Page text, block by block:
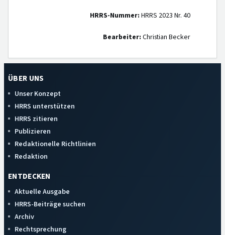
HRRS-Nummer: HRRS 2023 Nr. 40
Bearbeiter: Christian Becker
ÜBER UNS
Unser Konzept
HRRS unterstützen
HRRS zitieren
Publizieren
Redaktionelle Richtlinien
Redaktion
ENTDECKEN
Aktuelle Ausgabe
HRRS-Beiträge suchen
Archiv
Rechtsprechung